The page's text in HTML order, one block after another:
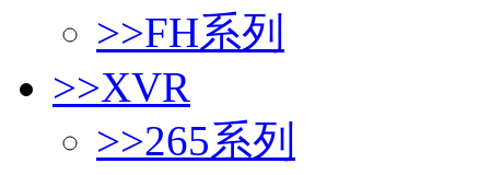
>>FH系列
>>XVR
>>265系列